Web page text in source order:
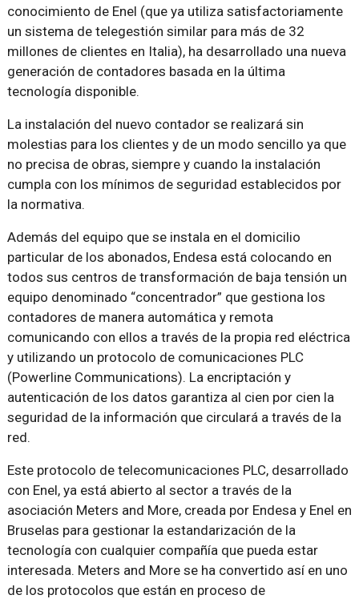
conocimiento de Enel (que ya utiliza satisfactoriamente
un sistema de telegestión similar para más de 32
millones de clientes en Italia), ha desarrollado una nueva
generación de contadores basada en la última
tecnología disponible.
La instalación del nuevo contador se realizará sin
molestias para los clientes y de un modo sencillo ya que
no precisa de obras, siempre y cuando la instalación
cumpla con los mínimos de seguridad establecidos por
la normativa.
Además del equipo que se instala en el domicilio
particular de los abonados, Endesa está colocando en
todos sus centros de transformación de baja tensión un
equipo denominado “concentrador” que gestiona los
contadores de manera automática y remota
comunicando con ellos a través de la propia red eléctrica
y utilizando un protocolo de comunicaciones PLC
(Powerline Communications). La encriptación y
autenticación de los datos garantiza al cien por cien la
seguridad de la información que circulará a través de la
red.
Este protocolo de telecomunicaciones PLC, desarrollado
con Enel, ya está abierto al sector a través de la
asociación Meters and More, creada por Endesa y Enel en
Bruselas para gestionar la estandarización de la
tecnología con cualquier compañía que pueda estar
interesada. Meters and More se ha convertido así en uno
de los protocolos que están en proceso de